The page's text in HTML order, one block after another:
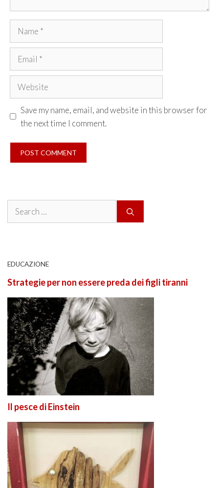
Name
Email
Website
Save my name, email, and website in this browser for
the next time I comment.
Search
EDUCAZIONE
Strategie per non essere preda dei figli tiranni
Il pesce di Einstein